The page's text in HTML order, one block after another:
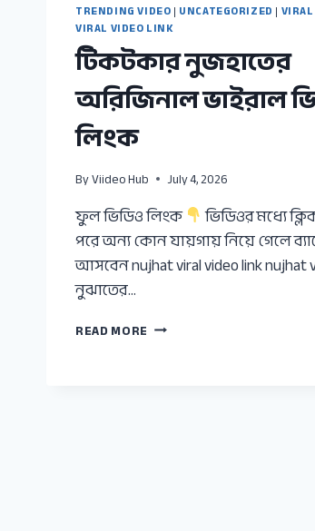
TRENDING VIDEO| UNCATEGORIZED |
VIRAL VIDEO LINK
টিকটকার নুজহাতের
অরিজিনাল ভাইরাল
লিংক
ByViideo Hub July 4, 2026
ফুল ভিডিও লিংক
ভিডিওর মধ্যে
পরে অন্য কোন যায়গায় নিয়ে গেলে
আসবেন nujhat viral video link nujhat
নুঝাতের…
READ MORE টিকটকার